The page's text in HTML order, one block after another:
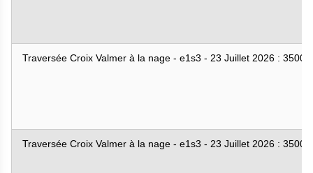
Traversée Croix Valmer à la nage - e1s3 - 23 Juillet 2026 : 3500m
Traversée Croix Valmer à la nage - e1s3 - 23 Juillet 2026 : 3500m